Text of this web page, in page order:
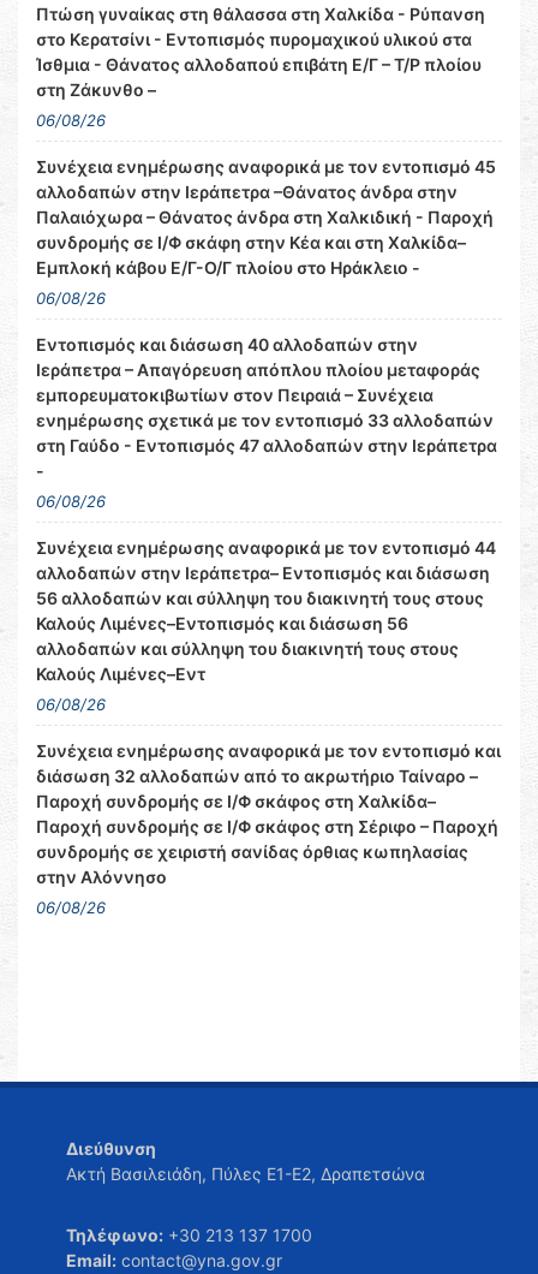
Πτώση γυναίκας στη θάλασσα στη Χαλκίδα - Ρύπανση
στο Κερατσίνι - Εντοπισμός πυρομαχικού υλικού στα
Ίσθμια - Θάνατος αλλοδαπού επιβάτη Ε/Γ – Τ/Ρ πλοίου
στη Ζάκυνθο –
06/08/26
Συνέχεια ενημέρωσης αναφορικά με τον εντοπισμό 45
αλλοδαπών στην Ιεράπετρα –Θάνατος άνδρα στην
Παλαιόχωρα – Θάνατος άνδρα στη Χαλκιδική - Παροχή
συνδρομής σε Ι/Φ σκάφη στην Κέα και στη Χαλκίδα–
Εμπλοκή κάβου Ε/Γ-Ο/Γ πλοίου στο Ηράκλειο -
06/08/26
Εντοπισμός και διάσωση 40 αλλοδαπών στην
Ιεράπετρα – Απαγόρευση απόπλου πλοίου μεταφοράς
εμπορευματοκιβωτίων στον Πειραιά – Συνέχεια
ενημέρωσης σχετικά με τον εντοπισμό 33 αλλοδαπών
στη Γαύδο - Εντοπισμός 47 αλλοδαπών στην Ιεράπετρα
-
06/08/26
Συνέχεια ενημέρωσης αναφορικά με τον εντοπισμό 44
αλλοδαπών στην Ιεράπετρα– Εντοπισμός και διάσωση
56 αλλοδαπών και σύλληψη του διακινητή τους στους
Καλούς Λιμένες–Εντοπισμός και διάσωση 56
αλλοδαπών και σύλληψη του διακινητή τους στους
Καλούς Λιμένες–Εντ
06/08/26
Συνέχεια ενημέρωσης αναφορικά με τον εντοπισμό και
διάσωση 32 αλλοδαπών από το ακρωτήριο Ταίναρο –
Παροχή συνδρομής σε Ι/Φ σκάφος στη Χαλκίδα–
Παροχή συνδρομής σε Ι/Φ σκάφος στη Σέριφο – Παροχή
συνδρομής σε χειριστή σανίδας όρθιας κωπηλασίας
στην Αλόννησο
06/08/26
Διεύθυνση
Ακτή Βασιλειάδη, Πύλες Ε1-Ε2, Δραπετσώνα
Τηλέφωνο: +30 213 137 1700
Email: contact@yna.gov.gr